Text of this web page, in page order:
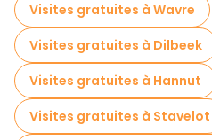
Visites gratuites à Wavre
Visites gratuites à Dilbeek
Visites gratuites à Hannut
Visites gratuites à Stavelot